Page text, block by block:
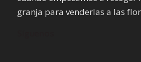
granja para venderlas a las